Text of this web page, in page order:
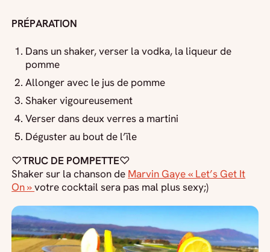
PRÉPARATION
Dans un shaker, verser la vodka, la liqueur de
pomme
Allonger avec le jus de pomme
Shaker vigoureusement
Verser dans deux verres a martini
Déguster au bout de l’ïle
♡TRUC DE POMPETTE♡
Shaker sur la chanson de Marvin Gaye « Let’s Get It
On »votre cocktail sera pas mal plus sexy;)